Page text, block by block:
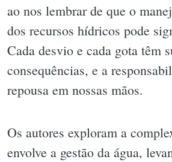
ao nos lembrar de que o
dos recursos hídricos pode
Cada desvio e cada gota têm
consequências, e a
repousa em nossas mãos.
Os autores exploram a
envolve a gestão da água,